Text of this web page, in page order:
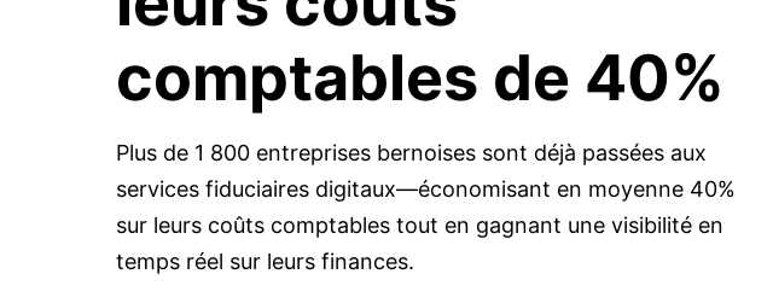
comptables de 40%
Plus de 1 800 entreprises bernoises sont déjà passées aux
services fiduciaires digitaux—économisant en moyenne 40%
sur leurs coûts comptables tout en gagnant une visibilité en
temps réel sur leurs finances.